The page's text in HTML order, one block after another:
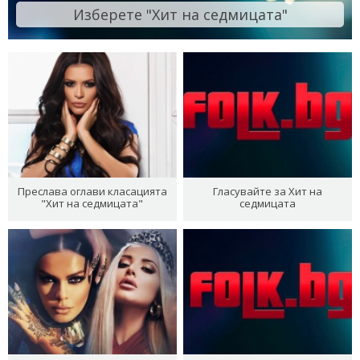
Изберете "Хит на седмицата"
Преслава оглави класацията
"Хит на седмицата"
Гласувайте за Хит на
седмицата